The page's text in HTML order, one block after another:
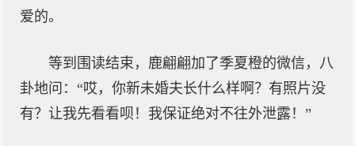
爱的。
等到围读结束，鹿翩翩加了季夏橙的微信，八
卦地问：“哎，你新未婚夫长什么样啊？有照片没
有？让我先看看呗！我保证绝对不往外泄露！”